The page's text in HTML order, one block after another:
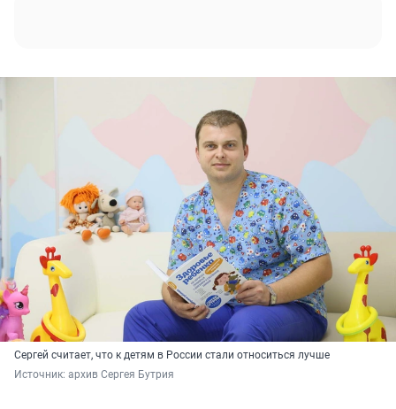
Сергей считает, что к детям в России стали относиться лучше
Источник: архив Сергея Бутрия